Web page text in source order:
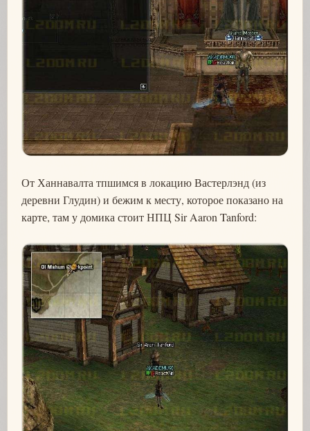
От Ханнавалта тпшимся в локацию Вастерлэнд (из
деревни Глудин) и бежим к месту, которое показано на
карте, там у домика стоит НПЦ Sir Aaron Tanford: